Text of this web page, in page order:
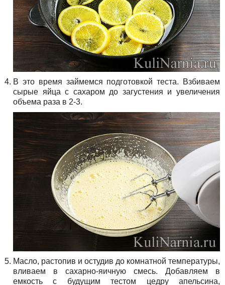
В это время займемся подготовкой теста. Взбиваем
сырые яйца с сахаром до загустения и увеличения
объема раза в 2-3.
Масло, растопив и остудив до комнатной температуры,
вливаем в сахарно-яичную смесь. Добавляем в
емкость с будущим тестом цедру апельсина,